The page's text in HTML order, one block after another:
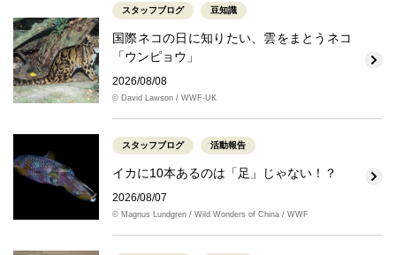
スタッフブログ 豆知識
国際ネコの日に知りたい、雲をまとうネコ
「ウンピョウ」
2026/08/08
© David Lawson / WWF-UK
スタッフブログ 活動報告
イカに10本あるのは「足」じゃない！？
2026/08/07
© Magnus Lundgren / Wild Wonders of China / WWF